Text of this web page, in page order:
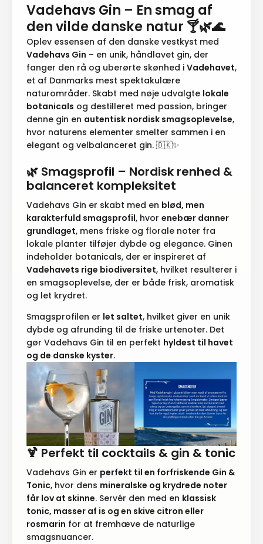
Vadehavs Gin – En smag af
den vilde danske natur 🍸🌿🌊
Oplev essensen af den danske vestkyst med
Vadehavs Gin – en unik, håndlavet gin, der
fanger den rå og uberørte skønhed i Vadehavet,
et af Danmarks mest spektakulære
naturområder. Skabt med nøje udvalgte lokale
botanicals og destilleret med passion, bringer
denne gin en autentisk nordisk smagsoplevelse,
hvor naturens elementer smelter sammen i en
elegant og velbalanceret gin. 🇩🇰✨
🌿 Smagsprofil – Nordisk renhed &
balanceret kompleksitet
Vadehavs Gin er skabt med en blød, men
karakterfuld smagsprofil, hvor enebær danner
grundlaget, mens friske og florale noter fra
lokale planter tilføjer dybde og elegance. Ginen
indeholder botanicals, der er inspireret af
Vadehavets rige biodiversitet, hvilket resulterer i
en smagsoplevelse, der er både frisk, aromatisk
og let krydret.
Smagsprofilen er let saltet, hvilket giver en unik
dybde og afrunding til de friske urtenoter. Det
gør Vadehavs Gin til en perfekt hyldest til havet
og de danske kyster.
🍹 Perfekt til cocktails & gin & tonic
Vadehavs Gin er perfekt til en forfriskende Gin &
Tonic, hvor dens mineralske og krydrede noter
får lov at skinne. Servér den med en klassisk
tonic, masser af is og en skive citron eller
rosmarin for at fremhæve de naturlige
smagsnuancer.